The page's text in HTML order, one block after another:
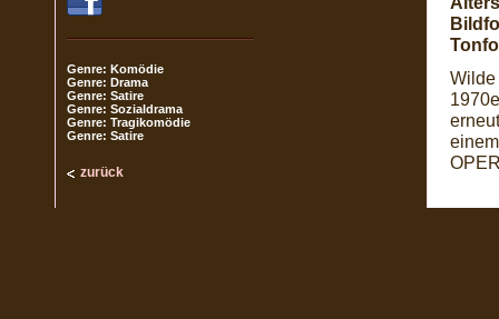
Genre: Komödie
Genre: Drama
Genre: Satire
Genre: Sozialdrama
Genre: Tragikomödie
Genre: Satire
zurück
Wilde